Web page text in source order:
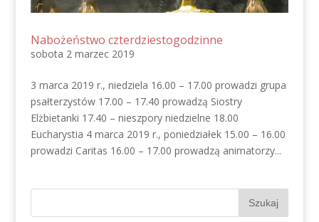
Nabożeństwo czterdziestogodzinne
sobota 2 marzec 2019
3 marca 2019 r., niedziela 16.00 – 17.00 prowadzi grupa
psałterzystów 17.00 – 17.40 prowadzą Siostry
Elżbietanki 17.40 – nieszpory niedzielne 18.00
Eucharystia 4 marca 2019 r., poniedziałek 15.00 – 16.00
prowadzi Caritas 16.00 – 17.00 prowadzą animatorzy...